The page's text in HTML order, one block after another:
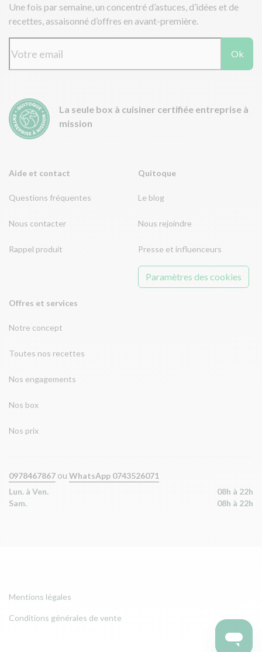
Aide et contact
Questions fréquentes
Nous contacter
Rappel produit
Offres et services
Notre concept
Toutes nos recettes
Nos engagements
Nos box
Nos prix
Quitoque
Le blog
Nous rejoindre
Presse et influenceurs
Paramètres des cookies
Une fois par semaine, un concentré d’astuces, d’idées et de
recettes, assaisonné d’offres en avant-première.
Ok
La seule box à cuisiner certifiée entreprise à
mission
0978467867 ou WhatsApp 0743526071
Lun. à Ven.
08h à 22h
Sam.
08h à 22h
Mentions légales
Conditions générales de vente